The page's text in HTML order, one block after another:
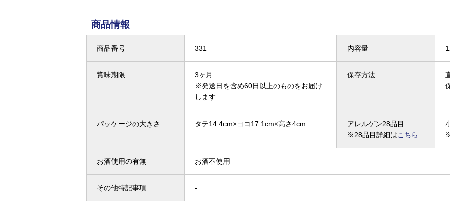
商品情報
商品番号 331 内容量
賞味期限
3ヶ月
※発送日を含め60日以上のものをお届け
します
保存方法
パッケージの大きさ タテ14.4cm×ヨコ17.1cm×高さ4cm
アレルゲン28品目
※28品目詳細はこちら
お酒使用の有無 お酒不使用
その他特記事項 -